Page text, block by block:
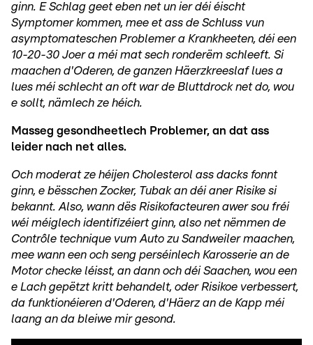
ginn. E Schlag geet eben net un ier déi éischt
Symptomer kommen, mee et ass de Schluss vun
asymptomateschen Problemer a Krankheeten, déi een
10-20-30 Joer a méi mat sech ronderëm schleeft. Si
maachen d'Oderen, de ganzen Häerzkreeslaf lues a
lues méi schlecht an oft war de Bluttdrock net do, wou
e sollt, nämlech ze héich.
Masseg gesondheetlech Problemer, an dat ass
leider nach net alles.
Och moderat ze héijen Cholesterol ass dacks fonnt
ginn, e bësschen Zocker, Tubak an déi aner Risike si
bekannt. Also, wann dës Risikofacteuren awer sou fréi
wéi méiglech identifizéiert ginn, also net nëmmen de
Contrôle technique vum Auto zu Sandweiler maachen,
mee wann een och seng perséinlech Karosserie an de
Motor checke léisst, an dann och déi Saachen, wou een
e Lach gepëtzt kritt behandelt, oder Risikoe verbessert,
da funktionéieren d'Oderen, d'Häerz an de Kapp méi
laang an da bleiwe mir gesond.